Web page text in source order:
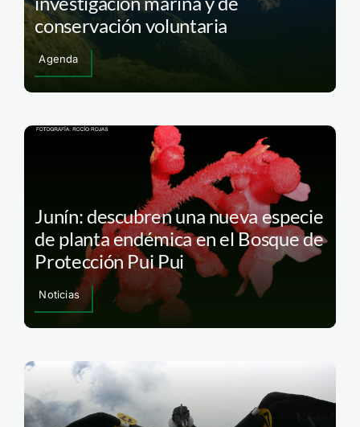
conservación voluntaria
Agenda
Junín: descubren una nueva especie
de planta endémica en el Bosque de
Protección Pui Pui
Noticias